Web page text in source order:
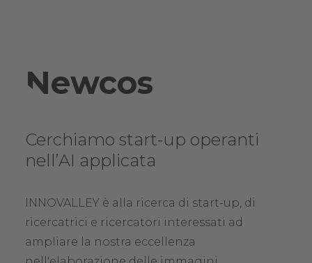
Newcos
Cerchiamo start-up operanti
nell’AI applicata
INNOVALLEY è alla ricerca di start-up, di
ricercatrici e ricercatori interessati ad
ampliare la nostra eccellenza